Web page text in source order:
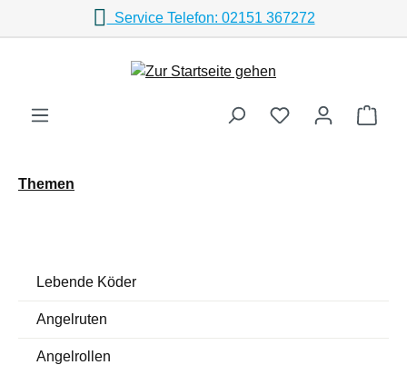
Zum Hauptinhalt springenService Telefon: 02151 367272
Themen
Lebende Köder
Angelruten
Angelrollen